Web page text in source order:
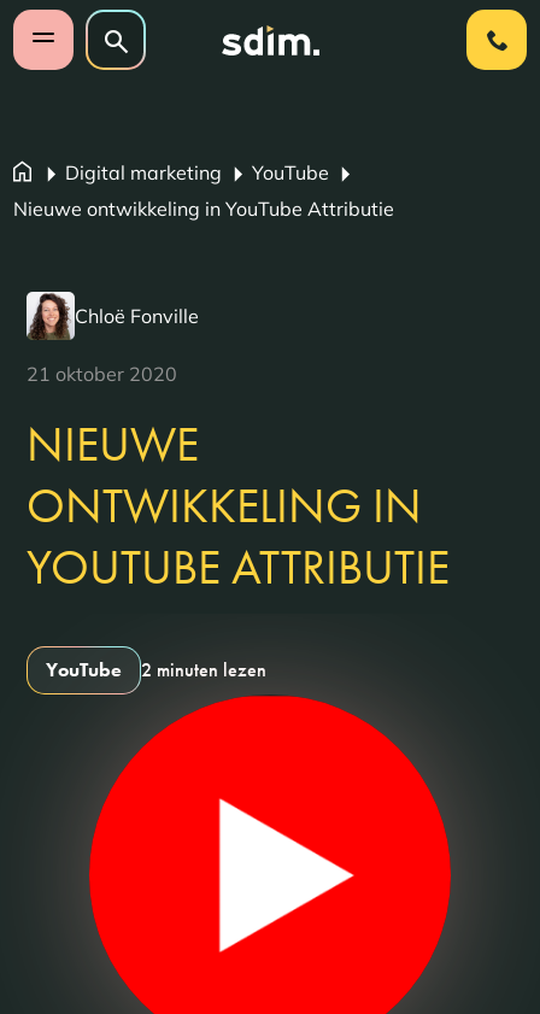
Navigatie overslaan
Open mobiel menu
Zoeken op website
Zoeken
Digital marketing
YouTube
Nieuwe ontwikkeling in YouTube Attributie
Chloë Fonville
21 oktober 2020
NIEUWE
ONTWIKKELING IN
YOUTUBE ATTRIBUTIE
YouTube 2 minuten lezen